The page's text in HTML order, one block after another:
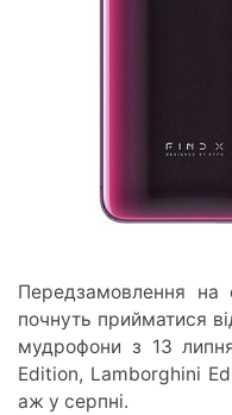
Передзамовлення на
почнуть прийматися
мудрофони з 13
Edition, Lamborghini
аж у серпні.